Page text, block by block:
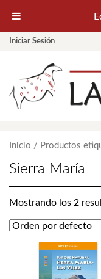
Iniciar Sesión
Inicio / Productos
Sierra María
Mostrando los 2